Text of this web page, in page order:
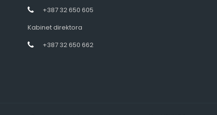
+387 32 650 605
Kabinet direktora
+387 32 650 662